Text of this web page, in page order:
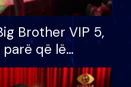
Brother VIP 5,
që lë
mundësinë për